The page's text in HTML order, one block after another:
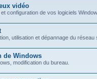
vidéo
configuration de vos logiciels
utilisation et dépannage du réseau
de Windows
modification du bureau.